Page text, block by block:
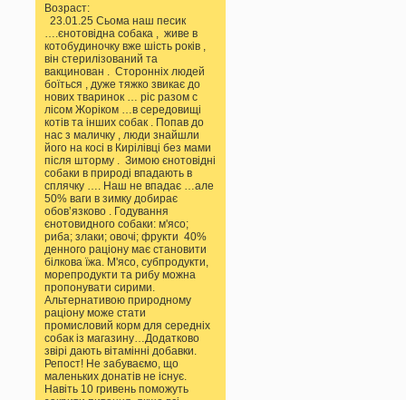
Возраст:
23.01.25 Сьома наш песик
….єнотовідна собака , живе в
котобудиночку вже шість років ,
він стерилізований та
вакцинован . Сторонніх людей
боїться , дуже тяжко звикає до
нових тваринок … ріс разом с
лісом Жоріком …в середовищі
котів та інших собак . Попав до
нас з маличку , люди знайшли
його на косі в Кирілівці без мами
після шторму . Зимою єнотовідні
собаки в природі впадають в
сплячку …. Наш не впадає …але
50% ваги в зимку добирає
обовʼязково . Годування
єнотовидного собаки: м'ясо;
риба; злаки; овочі; фрукти 40%
денного раціону має становити
білкова їжа. М'ясо, субпродукти,
морепродукти та рибу можна
пропонувати сирими.
Альтернативою природному
раціону може стати
промисловий корм для середніх
собак із магазину…Додатково
звірі дають вітамінні добавки.
Репост! Не забуваємо, що
маленьких донатів не існує.
Навіть 10 гривень поможуть